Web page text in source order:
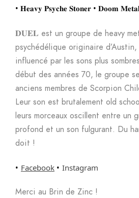
• 𝐇𝐞𝐚𝐯𝐲 𝐏𝐬𝐲𝐜𝐡𝐞 𝐒𝐭𝐨𝐧𝐞𝐫 • 𝐃𝐨𝐨𝐦
𝐃𝐔𝐄𝐋 est un groupe de heavy
psychédélique originaire d’Austin,
influencé par les sons plus
début des années 70, le groupe
anciens membres de Scorpion
Leur son est brutalement old
leurs morceaux oscillent entre un
profond et un son fulgurant. Du
doit !
• Facebook • Instagram
Merci au Brin de Zinc !